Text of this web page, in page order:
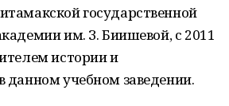
государственной
им. З. Биишевой, с 2011
истории и
данном учебном заведении.